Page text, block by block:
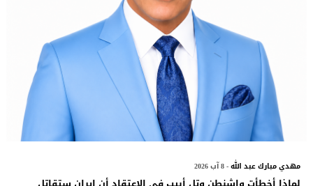
مهدي مبارك عبد الله- 8 آب 2026